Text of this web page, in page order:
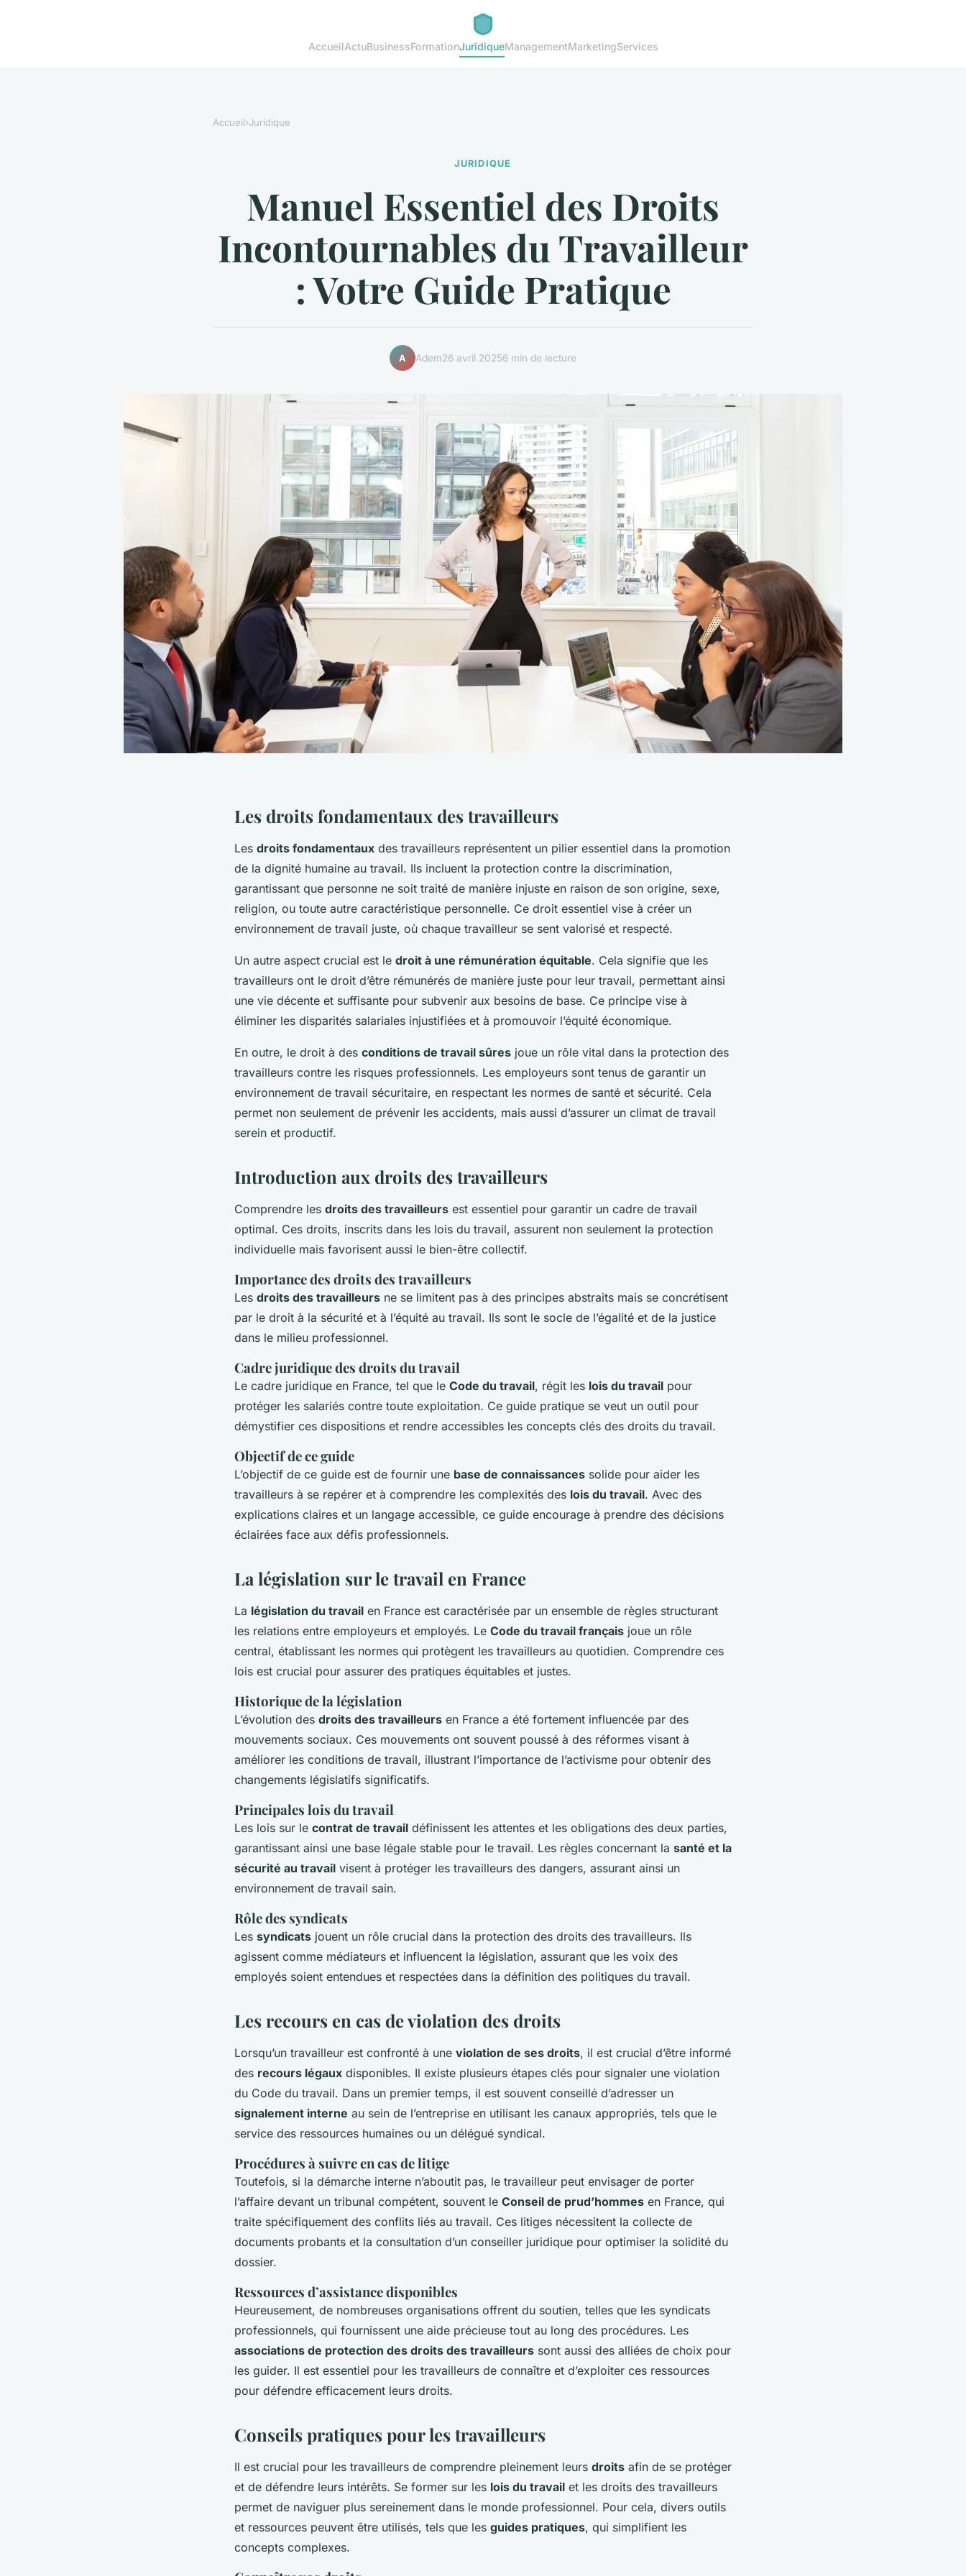
AccueilActuBusinessFormationJuridiqueManagementMarketingServices
Accueil›Juridique
JURIDIQUE
Manuel Essentiel des Droits
Incontournables du Travailleur
: Votre Guide Pratique
A Adem26 avril 20256 min de lecture
Les droits fondamentaux des travailleurs
Les droits fondamentaux des travailleurs représentent un pilier essentiel dans la promotion
de la dignité humaine au travail. Ils incluent la protection contre la discrimination,
garantissant que personne ne soit traité de manière injuste en raison de son origine, sexe,
religion, ou toute autre caractéristique personnelle. Ce droit essentiel vise à créer un
environnement de travail juste, où chaque travailleur se sent valorisé et respecté.
Un autre aspect crucial est le droit à une rémunération équitable. Cela signifie que les
travailleurs ont le droit d’être rémunérés de manière juste pour leur travail, permettant ainsi
une vie décente et suffisante pour subvenir aux besoins de base. Ce principe vise à
éliminer les disparités salariales injustifiées et à promouvoir l’équité économique.
En outre, le droit à des conditions de travail sûres joue un rôle vital dans la protection des
travailleurs contre les risques professionnels. Les employeurs sont tenus de garantir un
environnement de travail sécuritaire, en respectant les normes de santé et sécurité. Cela
permet non seulement de prévenir les accidents, mais aussi d’assurer un climat de travail
serein et productif.
Introduction aux droits des travailleurs
Comprendre les droits des travailleurs est essentiel pour garantir un cadre de travail
optimal. Ces droits, inscrits dans les lois du travail, assurent non seulement la protection
individuelle mais favorisent aussi le bien-être collectif.
Importance des droits des travailleurs
Les droits des travailleurs ne se limitent pas à des principes abstraits mais se concrétisent
par le droit à la sécurité et à l’équité au travail. Ils sont le socle de l’égalité et de la justice
dans le milieu professionnel.
Cadre juridique des droits du travail
Le cadre juridique en France, tel que le Code du travail, régit les lois du travail pour
protéger les salariés contre toute exploitation. Ce guide pratique se veut un outil pour
démystifier ces dispositions et rendre accessibles les concepts clés des droits du travail.
Objectif de ce guide
L’objectif de ce guide est de fournir une base de connaissances solide pour aider les
travailleurs à se repérer et à comprendre les complexités des lois du travail. Avec des
explications claires et un langage accessible, ce guide encourage à prendre des décisions
éclairées face aux défis professionnels.
La législation sur le travail en France
La législation du travail en France est caractérisée par un ensemble de règles structurant
les relations entre employeurs et employés. Le Code du travail français joue un rôle
central, établissant les normes qui protègent les travailleurs au quotidien. Comprendre ces
lois est crucial pour assurer des pratiques équitables et justes.
Historique de la législation
L’évolution des droits des travailleurs en France a été fortement influencée par des
mouvements sociaux. Ces mouvements ont souvent poussé à des réformes visant à
améliorer les conditions de travail, illustrant l’importance de l’activisme pour obtenir des
changements législatifs significatifs.
Principales lois du travail
Les lois sur le contrat de travail définissent les attentes et les obligations des deux parties,
garantissant ainsi une base légale stable pour le travail. Les règles concernant la santé et la
sécurité au travail visent à protéger les travailleurs des dangers, assurant ainsi un
environnement de travail sain.
Rôle des syndicats
Les syndicats jouent un rôle crucial dans la protection des droits des travailleurs. Ils
agissent comme médiateurs et influencent la législation, assurant que les voix des
employés soient entendues et respectées dans la définition des politiques du travail.
Les recours en cas de violation des droits
Lorsqu’un travailleur est confronté à une violation de ses droits, il est crucial d’être informé
des recours légaux disponibles. Il existe plusieurs étapes clés pour signaler une violation
du Code du travail. Dans un premier temps, il est souvent conseillé d’adresser un
signalement interne au sein de l’entreprise en utilisant les canaux appropriés, tels que le
service des ressources humaines ou un délégué syndical.
Procédures à suivre en cas de litige
Toutefois, si la démarche interne n’aboutit pas, le travailleur peut envisager de porter
l’affaire devant un tribunal compétent, souvent le Conseil de prud’hommes en France, qui
traite spécifiquement des conflits liés au travail. Ces litiges nécessitent la collecte de
documents probants et la consultation d’un conseiller juridique pour optimiser la solidité du
dossier.
Ressources d’assistance disponibles
Heureusement, de nombreuses organisations offrent du soutien, telles que les syndicats
professionnels, qui fournissent une aide précieuse tout au long des procédures. Les
associations de protection des droits des travailleurs sont aussi des alliées de choix pour
les guider. Il est essentiel pour les travailleurs de connaître et d’exploiter ces ressources
pour défendre efficacement leurs droits.
Conseils pratiques pour les travailleurs
Il est crucial pour les travailleurs de comprendre pleinement leurs droits afin de se protéger
et de défendre leurs intérêts. Se former sur les lois du travail et les droits des travailleurs
permet de naviguer plus sereinement dans le monde professionnel. Pour cela, divers outils
et ressources peuvent être utilisés, tels que les guides pratiques, qui simplifient les
concepts complexes.